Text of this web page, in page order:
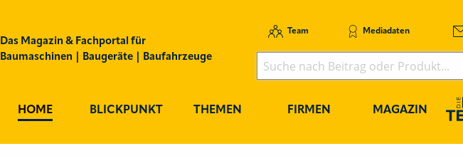
Das Magazin & Fachportal für
Baumaschinen | Baugeräte | Baufahrzeuge
Team Mediadaten
HOME BLICKPUNKT THEMEN FIRMEN MAGAZIN